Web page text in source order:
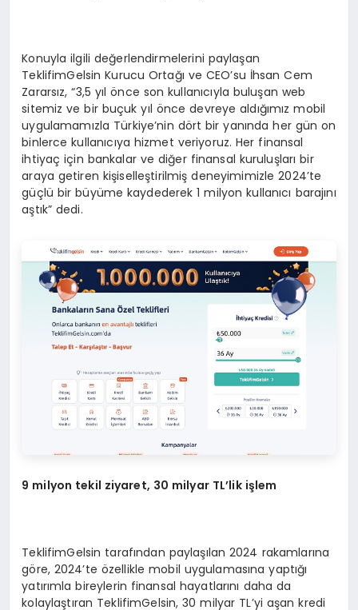
Konuyla ilgili değerlendirmelerini paylaşan
TeklifimGelsin Kurucu Ortağı ve CEO’su İhsan Cem
Zararsız, “3,5 yıl önce son kullanıcıyla buluşan web
sitemiz ve bir buçuk yıl önce devreye aldığımız mobil
uygulamamızla Türkiye’nin dört bir yanında her gün on
binlerce kullanıcıya hizmet veriyoruz. Her finansal
ihtiyaç için bankalar ve diğer finansal kuruluşları bir
araya getiren kişiselleştirilmiş deneyimimizle 2024’te
güçlü bir büyüme kaydederek 1 milyon kullanıcı barajını
aştık” dedi.
9 milyon tekil ziyaret, 30 milyar TL’lik işlem
TeklifimGelsin tarafından paylaşılan 2024 rakamlarına
göre, 2024’te özellikle mobil uygulamasına yaptığı
yatırımla bireylerin finansal hayatlarını daha da
kolaylaştıran TeklifimGelsin, 30 milyar TL’yi aşan kredi